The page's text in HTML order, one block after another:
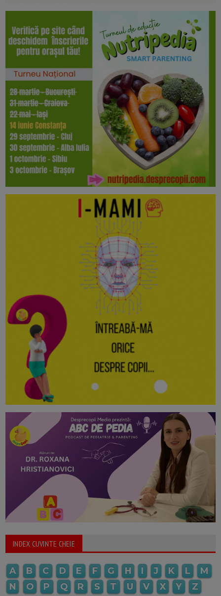
INDEX CUVINTE CHEIE
A B C D E F G H I J K L
M
N
O P Q R S T U V X Y Z